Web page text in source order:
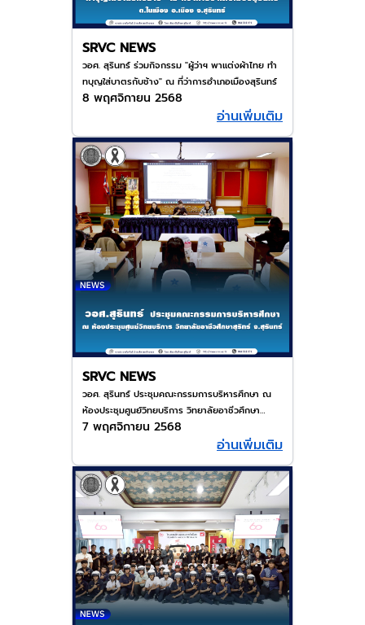
SRVC NEWS
วอศ. สุรินทร์ ร่วมกิจกรรม "ผู้ว่าฯ พาแต่งผ้าไทย ทำ
ทบุญใส่บาตรกับช้าง" ณ ที่ว่าการอำเภอเมืองสุรินทร์
8 พฤศจิกายน 2568
อ่านเพิ่มเติม
SRVC NEWS
วอศ. สุรินทร์ ประชุมคณะกรรมการบริหารศึกษา ณ
ห้องประชุมศูนย์วิทยบริการ วิทยาลัยอาชีวศึกษา
สุรินทร์
7 พฤศจิกายน 2568
อ่านเพิ่มเติม